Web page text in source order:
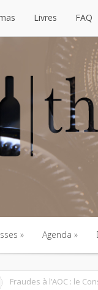
Livres FAQ
Agenda
Agenda
Fraudes à l’AOC : le